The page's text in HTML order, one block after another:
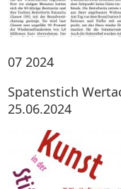
07 2024
Spatenstich
25.06.2024